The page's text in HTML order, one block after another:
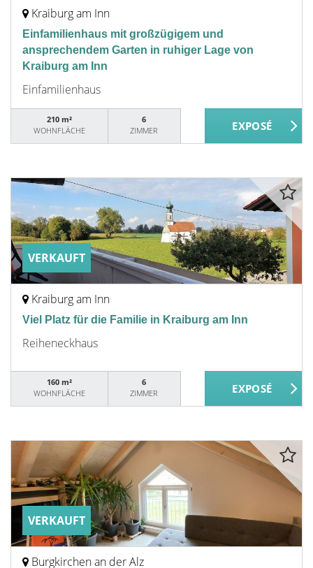
Kraiburg am Inn
Einfamilienhaus mit großzügigem und
ansprechendem Garten in ruhiger Lage von
Kraiburg am Inn
Einfamilienhaus
210 m²
WOHNFLÄCHE
6
ZIMMER
VERKAUFT
Kraiburg am Inn
Viel Platz für die Familie in Kraiburg am Inn
Reiheneckhaus
160 m²
WOHNFLÄCHE
6
ZIMMER
VERKAUFT
Burgkirchen an der Alz